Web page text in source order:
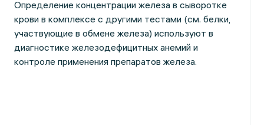
Определение концентрации железа в сыворотке
крови в комплексе с другими тестами (см. белки,
участвующие в обмене железа) используют в
диагностике железодефицитных анемий и
контроле применения препаратов железа.